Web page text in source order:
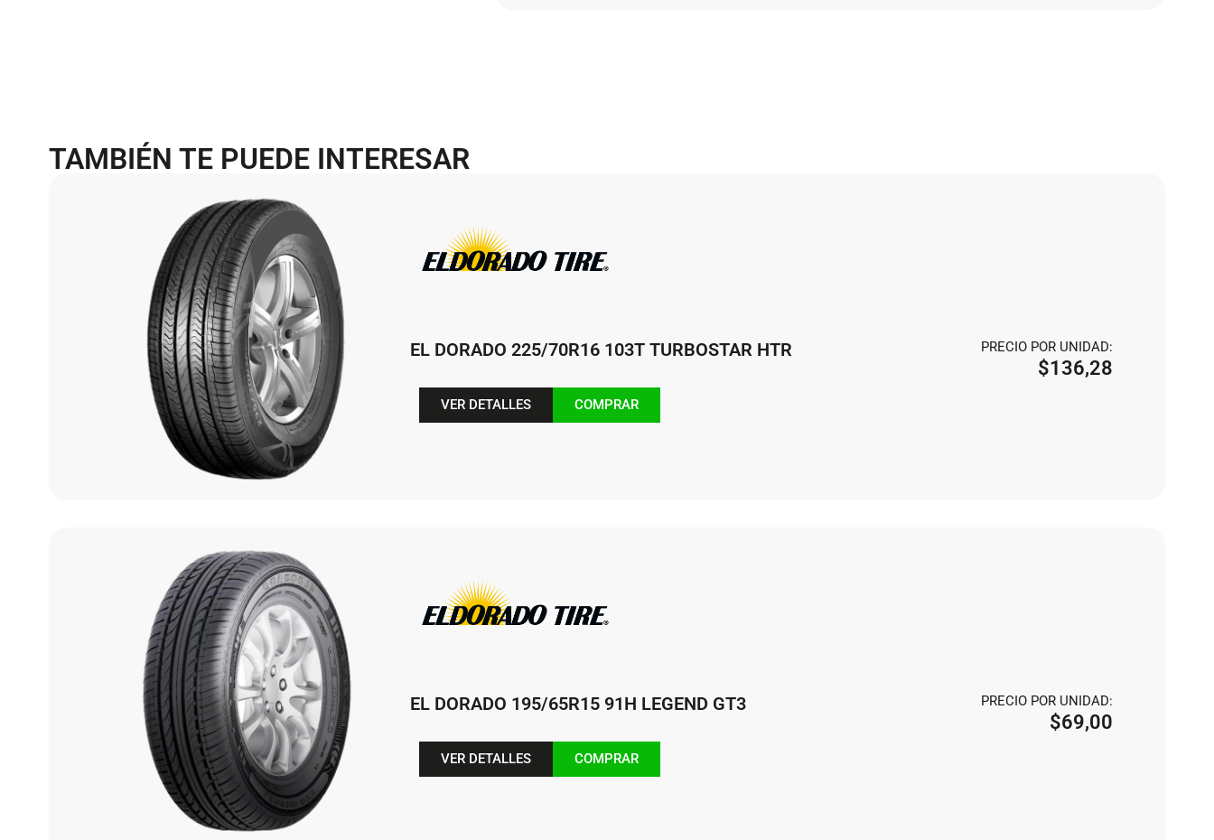
TAMBIÉN TE PUEDE INTERESAR
EL DORADO 225/70R16 103T TURBOSTAR HTR PRECIO POR UNIDAD:
$136,28
VER DETALLES COMPRAR
EL DORADO 195/65R15 91H LEGEND GT3 PRECIO POR UNIDAD:
$69,00
VER DETALLES COMPRAR